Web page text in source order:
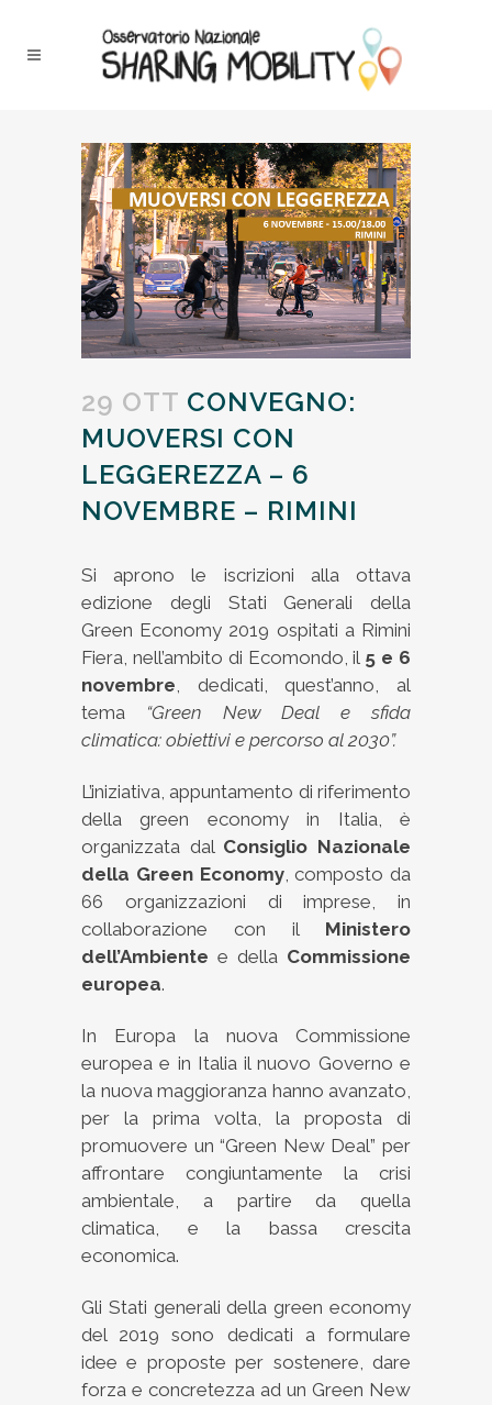
29 OTT CONVEGNO:
MUOVERSI CON
LEGGEREZZA – 6
NOVEMBRE – RIMINI
Si aprono le iscrizioni alla ottava
edizione degli Stati Generali della
Green Economy 2019 ospitati a Rimini
Fiera, nell’ambito di Ecomondo, il 5 e 6
novembre, dedicati, quest’anno, al
tema “Green New Deal e sfida
climatica: obiettivi e percorso al 2030”.
L’iniziativa, appuntamento di riferimento
della green economy in Italia, è
organizzata dal Consiglio Nazionale
della Green Economy, composto da
66 organizzazioni di imprese, in
collaborazione con il Ministero
dell’Ambiente e della Commissione
europea.
In Europa la nuova Commissione
europea e in Italia il nuovo Governo e
la nuova maggioranza hanno avanzato,
per la prima volta, la proposta di
promuovere un “Green New Deal” per
affrontare congiuntamente la crisi
ambientale, a partire da quella
climatica, e la bassa crescita
economica.
Gli Stati generali della green economy
del 2019 sono dedicati a formulare
idee e proposte per sostenere, dare
forza e concretezza ad un Green New